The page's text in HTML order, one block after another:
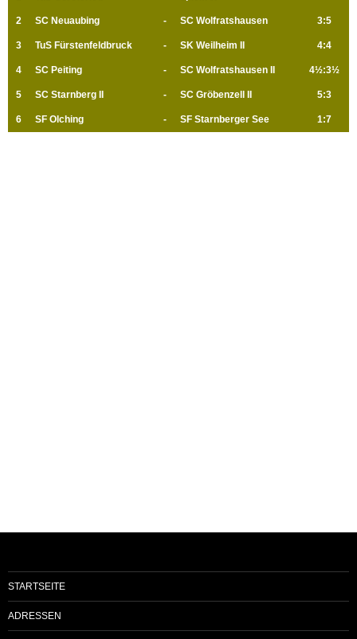
2 SC Neuaubing - SC Wolfratshausen 3:5
3 TuS Fürstenfeldbruck - SK Weilheim II 4:4
4 SC Peiting - SC Wolfratshausen II 4½:3½
5 SC Starnberg II - SC Gröbenzell II 5:3
6 SF Olching - SF Starnberger See 1:7
STARTSEITE
ADRESSEN